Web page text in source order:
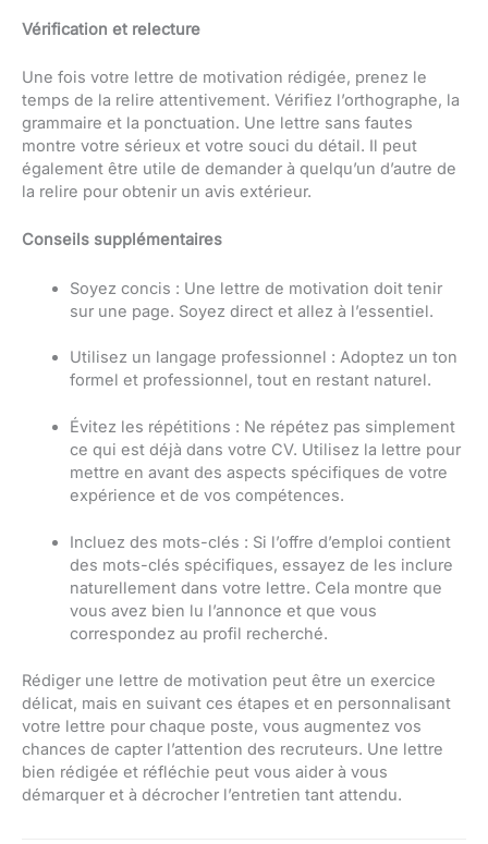
Vérification et relecture
Une fois votre lettre de motivation rédigée, prenez le
temps de la relire attentivement. Vérifiez l’orthographe, la
grammaire et la ponctuation. Une lettre sans fautes
montre votre sérieux et votre souci du détail. Il peut
également être utile de demander à quelqu’un d’autre de
la relire pour obtenir un avis extérieur.
Conseils supplémentaires
Soyez concis : Une lettre de motivation doit tenir
sur une page. Soyez direct et allez à l’essentiel.
Utilisez un langage professionnel : Adoptez un ton
formel et professionnel, tout en restant naturel.
Évitez les répétitions : Ne répétez pas simplement
ce qui est déjà dans votre CV. Utilisez la lettre pour
mettre en avant des aspects spécifiques de votre
expérience et de vos compétences.
Incluez des mots-clés : Si l’offre d’emploi contient
des mots-clés spécifiques, essayez de les inclure
naturellement dans votre lettre. Cela montre que
vous avez bien lu l’annonce et que vous
correspondez au profil recherché.
Rédiger une lettre de motivation peut être un exercice
délicat, mais en suivant ces étapes et en personnalisant
votre lettre pour chaque poste, vous augmentez vos
chances de capter l’attention des recruteurs. Une lettre
bien rédigée et réfléchie peut vous aider à vous
démarquer et à décrocher l’entretien tant attendu.